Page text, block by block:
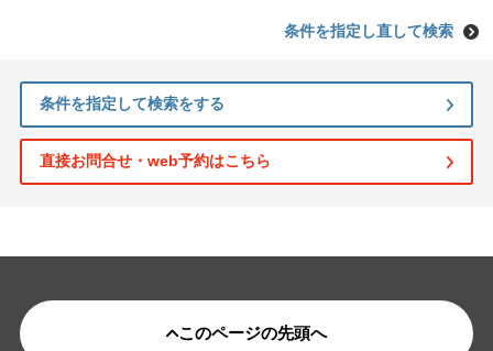
条件を指定し直して検索
条件を指定して検索をする
直接お問合せ・web予約はこちら
このページの先頭へ